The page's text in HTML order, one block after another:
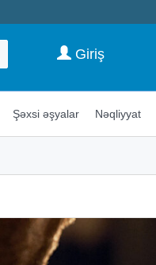
Giriş
Şəxsi əşyalar Nəqliyyat